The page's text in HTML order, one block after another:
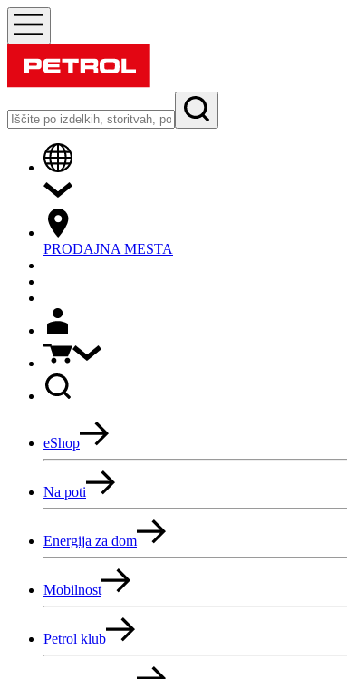
PRODAJNA MESTA
eShop
Na poti
Energija za dom
Mobilnost
Petrol klub